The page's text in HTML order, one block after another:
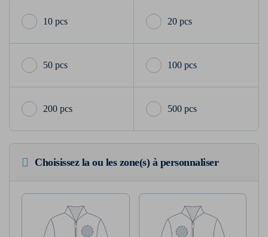
10 pcs 20 pcs
50 pcs 100 pcs
200 pcs 500 pcs
Choisissez la ou les zone(s) à personnaliser